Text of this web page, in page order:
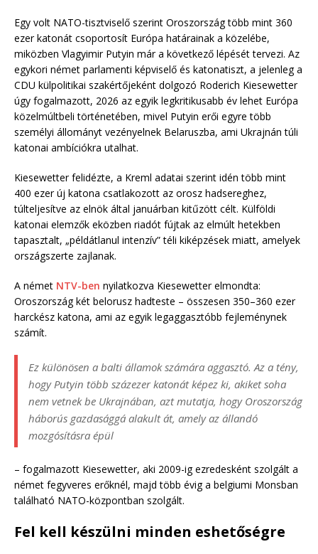
Egy volt NATO-tisztviselő szerint Oroszország több mint 360
ezer katonát csoportosít Európa határainak a közelébe,
miközben Vlagyimir Putyin már a következő lépését tervezi. Az
egykori német parlamenti képviselő és katonatiszt, a jelenleg a
CDU külpolitikai szakértőjeként dolgozó Roderich Kiesewetter
úgy fogalmazott, 2026 az egyik legkritikusabb év lehet Európa
közelmúltbeli történetében, mivel Putyin erői egyre több
személyi állományt vezényelnek Belaruszba, ami Ukrajnán túli
katonai ambíciókra utalhat.
Kiesewetter felidézte, a Kreml adatai szerint idén több mint
400 ezer új katona csatlakozott az orosz hadsereghez,
túlteljesítve az elnök által januárban kitűzött célt. Külföldi
katonai elemzők eközben riadót fújtak az elmúlt hetekben
tapasztalt, „példátlanul intenzív” téli kiképzések miatt, amelyek
országszerte zajlanak.
A német NTV-ben nyilatkozva Kiesewetter elmondta:
Oroszország két belorusz hadteste – összesen 350–360 ezer
harckész katona, ami az egyik legaggasztóbb fejleménynek
számít.
Ez különösen a balti államok számára aggasztó. Az a tény,
hogy Putyin több százezer katonát képez ki, akiket soha
nem vetnek be Ukrajnában, azt mutatja, hogy Oroszország
háborús gazdasággá alakult át, amely az állandó
mozgósításra épül
– fogalmazott Kiesewetter, aki 2009-ig ezredesként szolgált a
német fegyveres erőknél, majd több évig a belgiumi Monsban
található NATO-központban szolgált.
Fel kell készülni minden eshetőségre